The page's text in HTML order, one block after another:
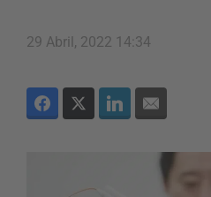
29 Abril, 2022 14:34